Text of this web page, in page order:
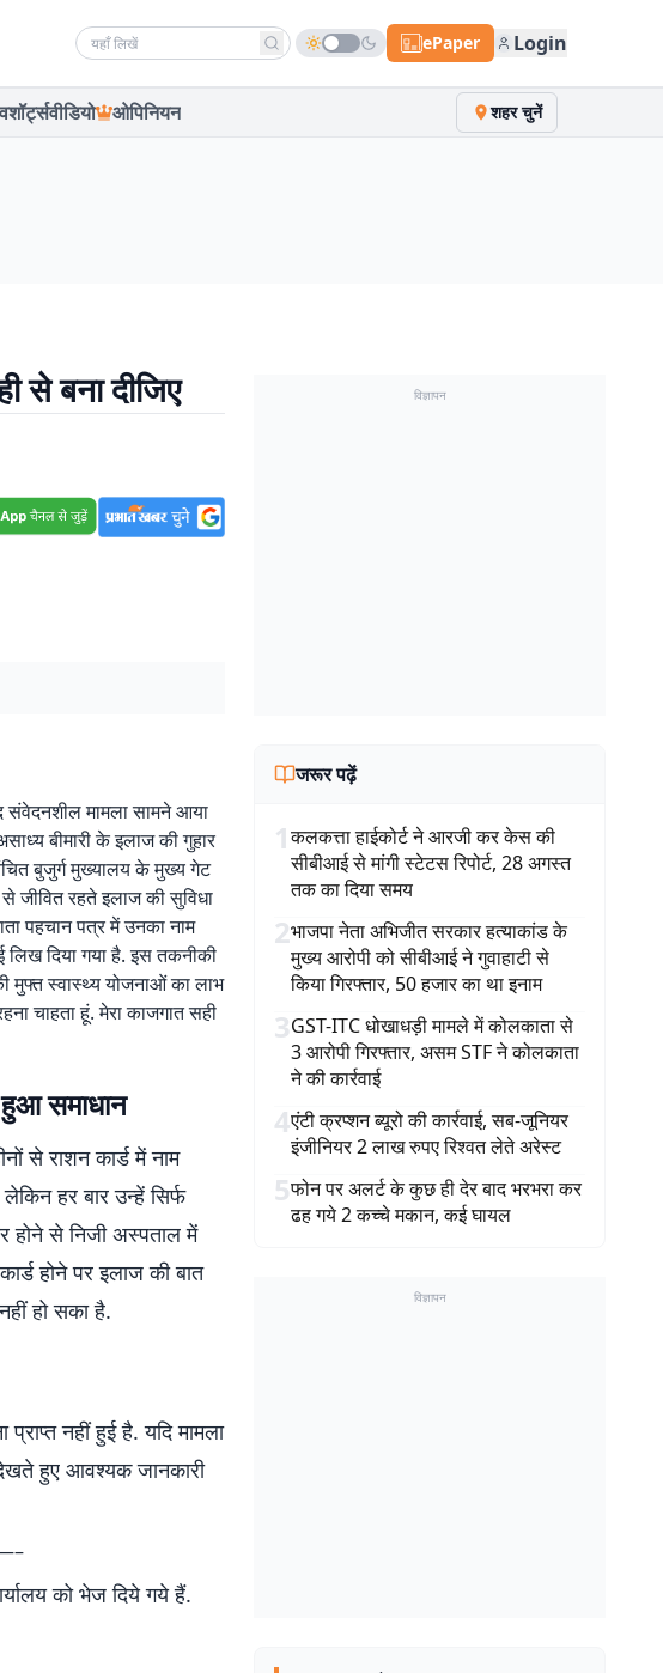
Search news ePaper Login
शॉर्ट्सवीडियो ओपिनियन शहर चुनें
से बना दीजिए
संवेदनशील मामला सामने आया
बीमारी के इलाज की गुहार
बुजुर्ग मुख्यालय के मुख्य गेट
जीवित रहते इलाज की सुविधा
पहचान पत्र में उनका नाम
लिख दिया गया है. इस तकनीकी
मुफ्त स्वास्थ्य योजनाओं का लाभ
चाहता हूं. मेरा काजगात सही
हुआ समाधान
से राशन कार्ड में नाम
हर बार उन्हें सिर्फ
होने से निजी अस्पताल में
होने पर इलाज की बात
हो सका है.
नहीं हुई है. यदि मामला
देखते हुए आवश्यक जानकारी
को भेज दिये गये हैं.
विज्ञापन
जरूर पढ़ें
1कलकत्ता हाईकोर्ट ने आरजी कर केस की
सीबीआई से मांगी स्टेटस रिपोर्ट, 28 अगस्त
तक का दिया समय
2भाजपा नेता अभिजीत सरकार हत्याकांड के
मुख्य आरोपी को सीबीआई ने गुवाहाटी से
किया गिरफ्तार, 50 हजार का था इनाम
3GST-ITC धोखाधड़ी मामले में कोलकाता से
3 आरोपी गिरफ्तार, असम STF ने कोलकाता
ने की कार्रवाई
4एंटी क्रप्शन ब्यूरो की कार्रवाई, सब-जूनियर
इंजीनियर 2 लाख रुपए रिश्वत लेते अरेस्ट
5फोन पर अलर्ट के कुछ ही देर बाद भरभरा कर
ढह गये 2 कच्चे मकान, कई घायल
विज्ञापन